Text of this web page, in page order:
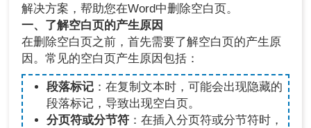
解决方案，帮助您在Word中删除空白页。
一、了解空白页的产生原因
在删除空白页之前，首先需要了解空白页的产生原
因。常见的空白页产生原因包括：
段落标记：在复制文本时，可能会出现隐藏的
段落标记，导致出现空白页。
分页符或分节符：在插入分页符或分节符时，